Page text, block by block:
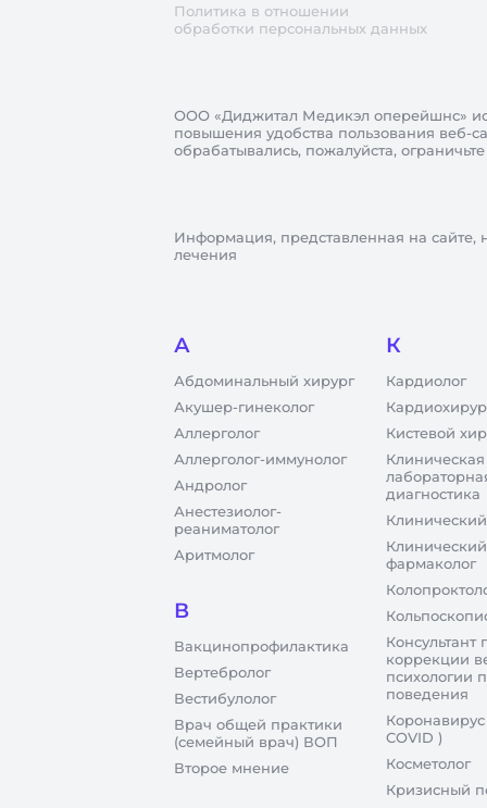
Политика в отношении
обработки персональных данных
ООО «Диджитал Медикэл оперейшнс»
повышения удобства пользования веб-
обрабатывались, пожалуйста,
Информация, представленная на сайте,
лечения
А
Абдоминальный хирург
Акушер-гинеколог
Аллерголог
Аллерголог-иммунолог
Андролог
Анестезиолог-
реаниматолог
Аритмолог
В
Вакцинопрофилактика
Вертебролог
Вестибулолог
Врач общей практики
(семейный врач) ВОП
Второе мнение
К
Кардиолог
Кистевой
Клиническая
диагностика
Клинический
фармаколог
Консультант
коррекции
психологии
поведения
COVID )
Косметолог
Кризисный